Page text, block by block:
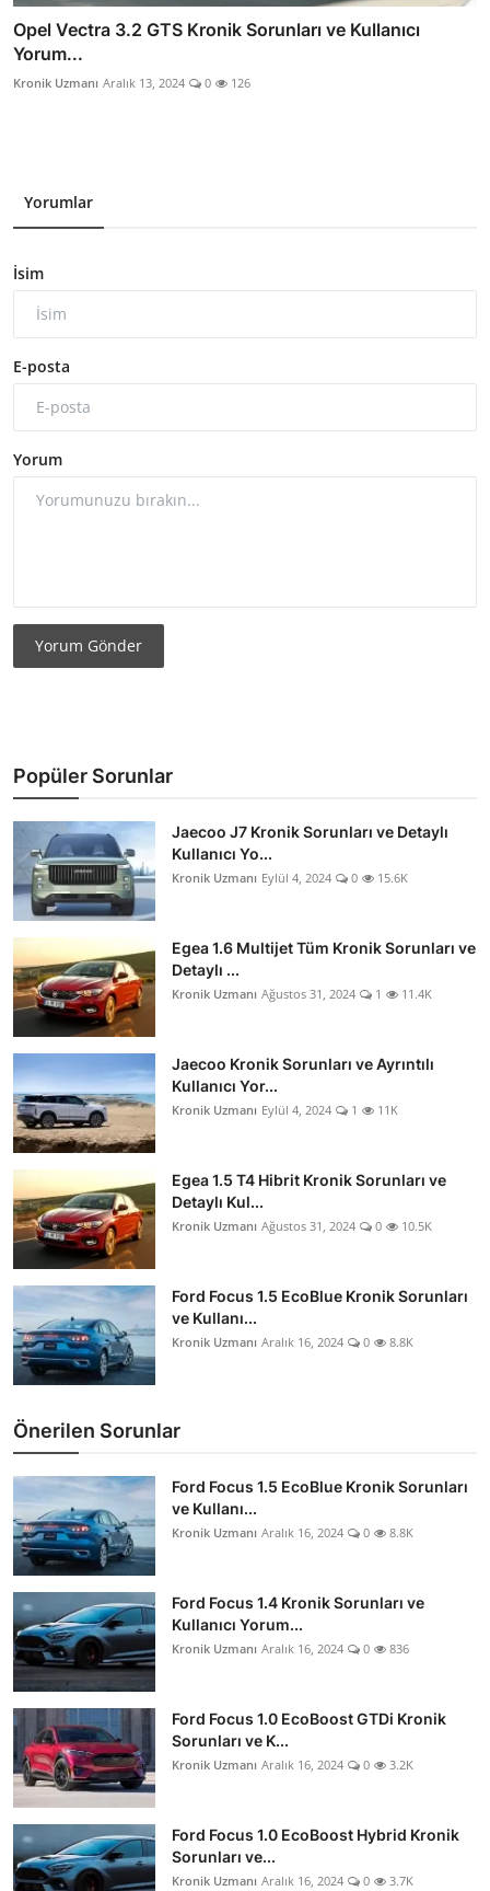
Opel Vectra 3.2 GTS Kronik Sorunları ve Kullanıcı
Yorum...
Kronik Uzmanı Aralık 13, 2024 0 126
Yorumlar
İsim
E-posta
Yorum
Yorum Gönder
Popüler Sorunlar
Jaecoo J7 Kronik Sorunları ve Detaylı
Kullanıcı Yo...
Kronik Uzmanı Eylül 4, 2024 0 15.6K
Egea 1.6 Multijet Tüm Kronik Sorunları ve
Detaylı ...
Kronik Uzmanı Ağustos 31, 2024 1 11.4K
Jaecoo Kronik Sorunları ve Ayrıntılı
Kullanıcı Yor...
Kronik Uzmanı Eylül 4, 2024 1 11K
Egea 1.5 T4 Hibrit Kronik Sorunları ve
Detaylı Kul...
Kronik Uzmanı Ağustos 31, 2024 0 10.5K
Ford Focus 1.5 EcoBlue Kronik Sorunları
ve Kullanı...
Kronik Uzmanı Aralık 16, 2024 0 8.8K
Önerilen Sorunlar
Ford Focus 1.5 EcoBlue Kronik Sorunları
ve Kullanı...
Kronik Uzmanı Aralık 16, 2024 0 8.8K
Ford Focus 1.4 Kronik Sorunları ve
Kullanıcı Yorum...
Kronik Uzmanı Aralık 16, 2024 0 836
Ford Focus 1.0 EcoBoost GTDi Kronik
Sorunları ve K...
Kronik Uzmanı Aralık 16, 2024 0 3.2K
Ford Focus 1.0 EcoBoost Hybrid Kronik
Sorunları ve...
Kronik Uzmanı Aralık 16, 2024 0 3.7K